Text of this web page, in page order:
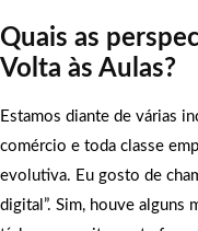
Quais as
Volta às Aulas?
Estamos diante de várias
comércio e toda classe
evolutiva. Eu gosto de
digital”. Sim, houve alguns